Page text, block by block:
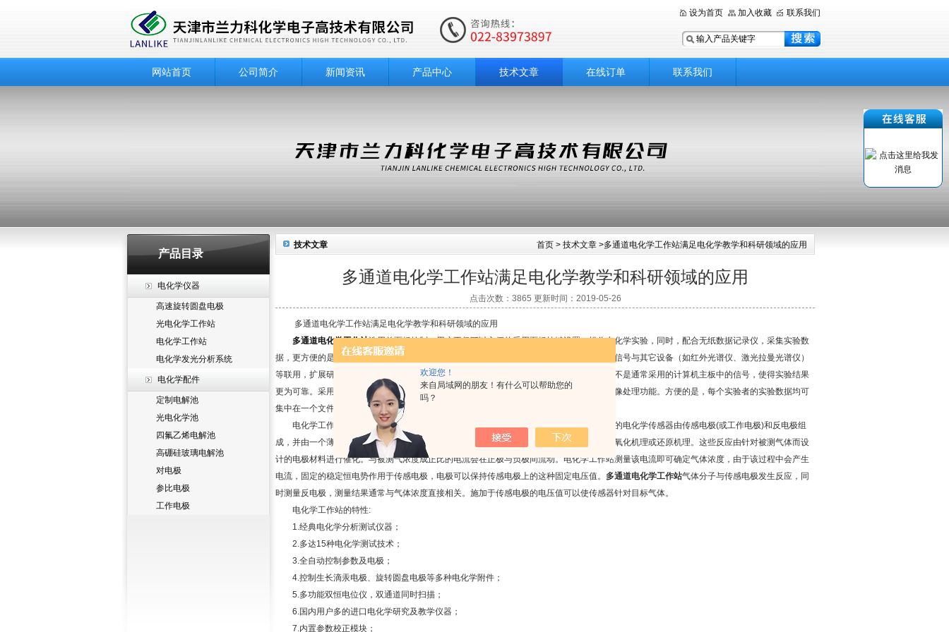
欢迎您！
来自局域网的朋友！有什么可以帮助您的
吗？
设为首页 加入收藏 联系我们
网站首页 公司简介 新闻资讯 产品中心 技术文章 在线订单 联系我们
产品目录
电化学仪器
高速旋转圆盘电极
光电化学工作站
电化学工作站
电化学发光分析系统
电化学配件
定制电解池
光电化学池
四氟乙烯电解池
高硼硅玻璃电解池
对电极
参比电极
工作电极
首页 > 技术文章 >多通道电化学工作站满足电化学教学和科研领域的应用
技术文章
多通道电化学工作站满足电化学教学和科研领域的应用
点击次数：3865 更新时间：2019-05-26
多通道电化学工作站满足电化学教学和科研领域的应用
多通道电化学工作站选用前面板控制，用户不仅可以方便的采用面板按键设置、操作电化学实验，同时，配合无纸数据记录仪，采集实验数
据，更方便的是，可以外接信号源给电化学工作站输入信号，也可以让电化学工作站的输出信号与其它设备（如红外光谱仪、激光拉曼光谱仪）
等联用，扩展研究方向。由于使用面板控制时，采用的是电化学工作站本身的模拟信号源，不是通常采用的计算机主板中的信号，使得实验结果
更为可靠。采用计算机控制，实现目前所有主流的实验方法。方便的智能化设置，灵活的图像处理功能。方便的是，每个实验者的实验数据均可
集中在一个文件中，数据管理极为方便。
电化学工作站通过与被测气体发生反应并产生与气体浓度成正比的电信号来工作，典型的电化学传感器由传感电极(或工作电极)和反电极组
成，并由一个薄电解层隔开。穿过屏障扩散的气体与传感电极发生反应，传感电极可以采用氧化机理或还原机理。这些反应由针对被测气体而设
计的电极材料进行催化。与被测气浓度成正比的电流会在正极与负极间流动。电化学工作站测量该电流即可确定气体浓度，由于该过程中会产生
电流，固定的稳定恒电势作用于传感电极，电极可以保持传感电极上的这种固定电压值。 多通道电化学工作站气体分子与传感电极发生反应，同
时测量反电极，测量结果通常与气体浓度直接相关。施加于传感电极的电压值可以使传感器针对目标气体。
电化学工作站的特性:
1.经典电化学分析测试仪器；
2.多达15种电化学测试技术；
3.全自动控制参数及电极；
4.控制生长滴汞电极、旋转圆盘电极等多种电化学附件；
5.多功能双恒电位仪，双通道同时扫描；
6.国内用户多的进口电化学研究及教学仪器；
7.内置参数校正模块；